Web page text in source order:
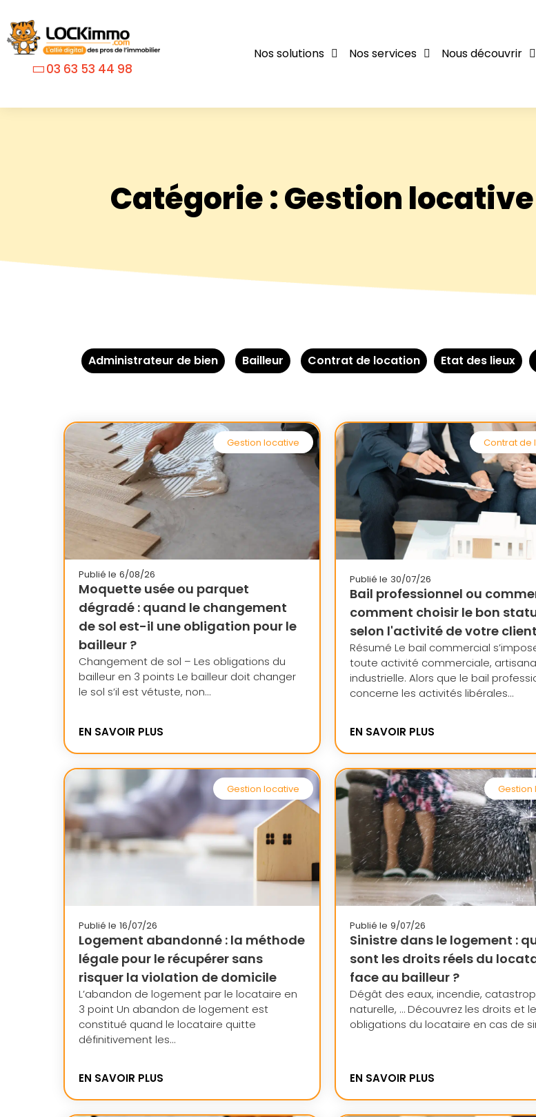
03 63 53 44 98
Nos solutions Nos services Nous découvrir
Catégorie : Gestion locative
Administrateur de bien Bailleur Contrat de location Etat des lieux
Gestion locative
Publié le 6/08/26
Moquette usée ou parquet
dégradé : quand le changement
de sol est-il une obligation pour le
bailleur ?
Changement de sol – Les obligations du
bailleur en 3 points Le bailleur doit changer
le sol s’il est vétuste, non...
EN SAVOIR PLUS
Contrat de
Publié le 30/07/26
Bail professionnel ou
comment choisir le bon
selon l'activité de votre
Résumé Le bail commercial
toute activité commerciale,
industrielle. Alors que le bail
concerne les activités libérales...
EN SAVOIR PLUS
Gestion locative
Publié le 16/07/26
Logement abandonné : la méthode
légale pour le récupérer sans
risquer la violation de domicile
L’abandon de logement par le locataire en
3 point Un abandon de logement est
constitué quand le locataire quitte
définitivement les...
EN SAVOIR PLUS
Gestion
Publié le 9/07/26
Sinistre dans le logement :
sont les droits réels du
face au bailleur ?
Dégât des eaux, incendie,
naturelle, … Découvrez les droits et
obligations du locataire en cas de
EN SAVOIR PLUS